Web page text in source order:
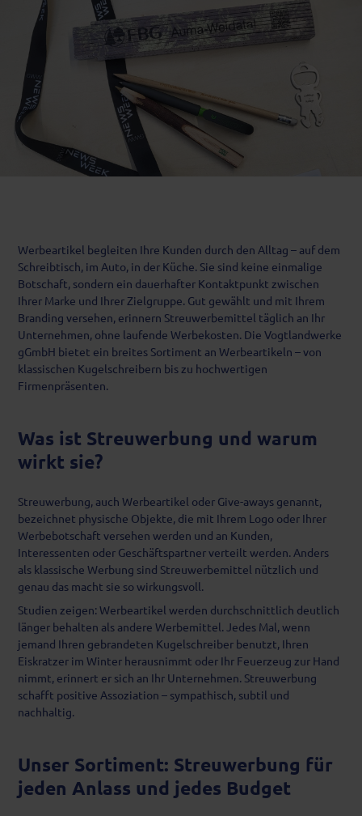
Werbeartikel begleiten Ihre Kunden durch den Alltag – auf dem
Schreibtisch, im Auto, in der Küche. Sie sind keine einmalige
Botschaft, sondern ein dauerhafter Kontaktpunkt zwischen
Ihrer Marke und Ihrer Zielgruppe. Gut gewählt und mit Ihrem
Branding versehen, erinnern Streuwerbemittel täglich an Ihr
Unternehmen, ohne laufende Werbekosten. Die Vogtlandwerke
gGmbH bietet ein breites Sortiment an Werbeartikeln – von
klassischen Kugelschreibern bis zu hochwertigen
Firmenpräsenten.
Was ist Streuwerbung und warum
wirkt sie?
Streuwerbung, auch Werbeartikel oder Give-aways genannt,
bezeichnet physische Objekte, die mit Ihrem Logo oder Ihrer
Werbebotschaft versehen werden und an Kunden,
Interessenten oder Geschäftspartner verteilt werden. Anders
als klassische Werbung sind Streuwerbemittel nützlich und
genau das macht sie so wirkungsvoll.
Studien zeigen: Werbeartikel werden durchschnittlich deutlich
länger behalten als andere Werbemittel. Jedes Mal, wenn
jemand Ihren gebrandeten Kugelschreiber benutzt, Ihren
Eiskratzer im Winter herausnimmt oder Ihr Feuerzeug zur Hand
nimmt, erinnert er sich an Ihr Unternehmen. Streuwerbung
schafft positive Assoziation – sympathisch, subtil und
nachhaltig.
Unser Sortiment: Streuwerbung für
jeden Anlass und jedes Budget